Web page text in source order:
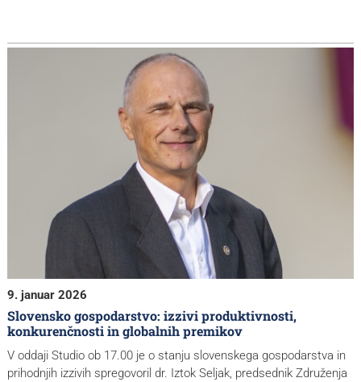
9. januar 2026
Slovensko gospodarstvo: izzivi produktivnosti,
konkurenčnosti in globalnih premikov
V oddaji Studio ob 17.00 je o stanju slovenskega gospodarstva in
prihodnjih izzivih spregovoril dr. Iztok Seljak, predsednik Združenja